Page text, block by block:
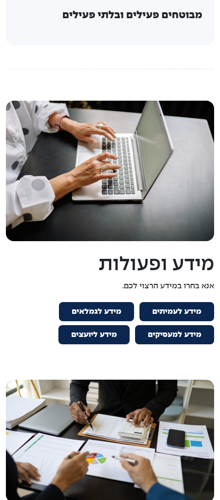
מבוטחים פעילים ובלתי פעילים
מידע ופעולות
אנא בחרו במידע הרצוי לכם.
מידע לעמיתים מידע לגמלאים
מידע למעסיקים מידע ליועצים